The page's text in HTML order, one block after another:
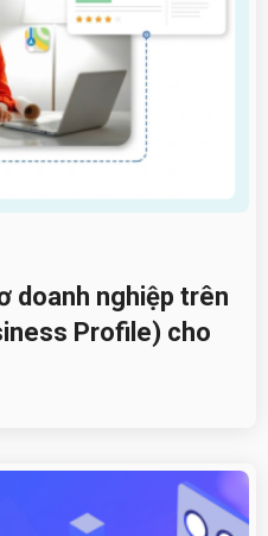
doanh nghiệp trên
Profile) cho